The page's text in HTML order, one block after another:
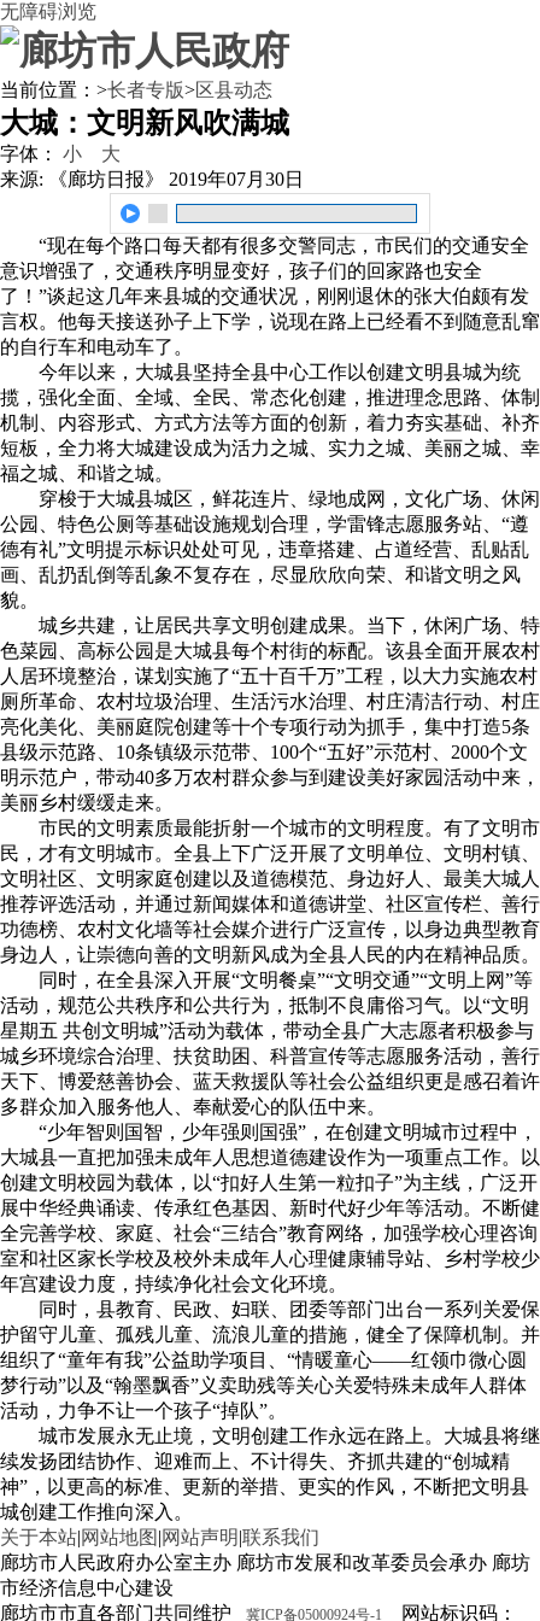
无障碍浏览
当前位置： >长者专版>区县动态
大城：文明新风吹满城
字体： 小
大
来源: 《廊坊日报》
2019年07月30日
“现在每个路口每天都有很多交警同志，市民们的交通安全
意识增强了，交通秩序明显变好，孩子们的回家路也安全
了！”谈起这几年来县城的交通状况，刚刚退休的张大伯颇有发
言权。他每天接送孙子上下学，说现在路上已经看不到随意乱窜
的自行车和电动车了。
今年以来，大城县坚持全县中心工作以创建文明县城为统
揽，强化全面、全域、全民、常态化创建，推进理念思路、体制
机制、内容形式、方式方法等方面的创新，着力夯实基础、补齐
短板，全力将大城建设成为活力之城、实力之城、美丽之城、幸
福之城、和谐之城。
穿梭于大城县城区，鲜花连片、绿地成网，文化广场、休闲
公园、特色公厕等基础设施规划合理，学雷锋志愿服务站、“遵
德有礼”文明提示标识处处可见，违章搭建、占道经营、乱贴乱
画、乱扔乱倒等乱象不复存在，尽显欣欣向荣、和谐文明之风
貌。
城乡共建，让居民共享文明创建成果。当下，休闲广场、特
色菜园、高标公园是大城县每个村街的标配。该县全面开展农村
人居环境整治，谋划实施了“五十百千万”工程，以大力实施农村
厕所革命、农村垃圾治理、生活污水治理、村庄清洁行动、村庄
亮化美化、美丽庭院创建等十个专项行动为抓手，集中打造5条
县级示范路、10条镇级示范带、100个“五好”示范村、2000个文
明示范户，带动40多万农村群众参与到建设美好家园活动中来，
美丽乡村缓缓走来。
市民的文明素质最能折射一个城市的文明程度。有了文明市
民，才有文明城市。全县上下广泛开展了文明单位、文明村镇、
文明社区、文明家庭创建以及道德模范、身边好人、最美大城人
推荐评选活动，并通过新闻媒体和道德讲堂、社区宣传栏、善行
功德榜、农村文化墙等社会媒介进行广泛宣传，以身边典型教育
身边人，让崇德向善的文明新风成为全县人民的内在精神品质。
同时，在全县深入开展“文明餐桌”“文明交通”“文明上网”等
活动，规范公共秩序和公共行为，抵制不良庸俗习气。以“文明
星期五 共创文明城”活动为载体，带动全县广大志愿者积极参与
城乡环境综合治理、扶贫助困、科普宣传等志愿服务活动，善行
天下、博爱慈善协会、蓝天救援队等社会公益组织更是感召着许
多群众加入服务他人、奉献爱心的队伍中来。
“少年智则国智，少年强则国强”，在创建文明城市过程中，
大城县一直把加强未成年人思想道德建设作为一项重点工作。以
创建文明校园为载体，以“扣好人生第一粒扣子”为主线，广泛开
展中华经典诵读、传承红色基因、新时代好少年等活动。不断健
全完善学校、家庭、社会“三结合”教育网络，加强学校心理咨询
室和社区家长学校及校外未成年人心理健康辅导站、乡村学校少
年宫建设力度，持续净化社会文化环境。
同时，县教育、民政、妇联、团委等部门出台一系列关爱保
护留守儿童、孤残儿童、流浪儿童的措施，健全了保障机制。并
组织了“童年有我”公益助学项目、“情暖童心——红领巾微心圆
梦行动”以及“翰墨飘香”义卖助残等关心关爱特殊未成年人群体
活动，力争不让一个孩子“掉队”。
城市发展永无止境，文明创建工作永远在路上。大城县将继
续发扬团结协作、迎难而上、不计得失、齐抓共建的“创城精
神”，以更高的标准、更新的举措、更实的作风，不断把文明县
城创建工作推向深入。
关于本站|网站地图 |网站声明|联系我们
廊坊市人民政府办公室主办 廊坊市发展和改革委员会承办 廊坊
市经济信息中心建设
廊坊市市直各部门共同维护
冀ICP备05000924号-1 网站标识码：